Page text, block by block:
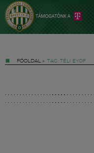
FŐOLDAL » TAG: TÉLI EYOF